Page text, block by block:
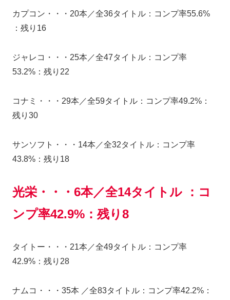
カプコン・・・20本／全36タイトル：コンプ率55.6%
：残り16
ジャレコ・・・25本／全47タイトル：コンプ率
53.2%：残り22
コナミ・・・29本／全59タイトル：コンプ率49.2%：
残り30
サンソフト・・・14本／全32タイトル：コンプ率
43.8%：残り18
光栄・・・6本／全14タイトル ：コ
ンプ率42.9%：残り8
タイトー・・・21本／全49タイトル：コンプ率
42.9%：残り28
ナムコ・・・35本 ／全83タイトル：コンプ率42.2%：